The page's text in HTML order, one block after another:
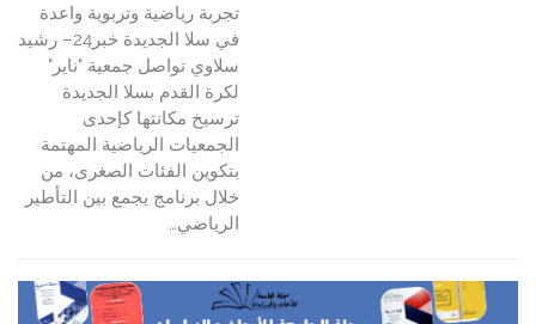
تجربة رياضية وتربوية واعدة
في سلا الجديدة خبر24– رشيد
سلاوي تواصل جمعية "ناير"
لكرة القدم بسلا الجديدة
ترسيخ مكانتها كإحدى
الجمعيات الرياضية المهتمة
بتكوين الفئات الصغرى، من
خلال برنامج يجمع بين التأطير
الرياضي…